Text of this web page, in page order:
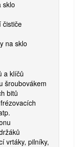
sklo
čističe
na sklo
a klíčů
šroubovákem
bitů
vrtáky, pilníky,